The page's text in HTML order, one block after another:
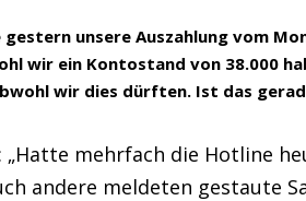
gestern unsere Auszahlung vom
wir ein Kontostand von 38.000
wir dies dürften. Ist das
„Hatte mehrfach die Hotline
andere meldeten gestaute